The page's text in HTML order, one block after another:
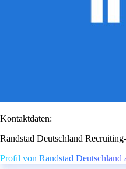
Kontaktdaten:
Randstad Deutschland
Profil von Randstad Deutschland